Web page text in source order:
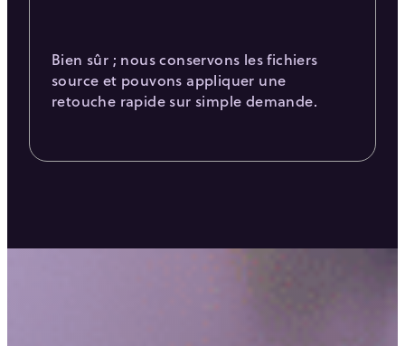
Bien sûr ; nous conservons les fichiers
source et pouvons appliquer une
retouche rapide sur simple demande.